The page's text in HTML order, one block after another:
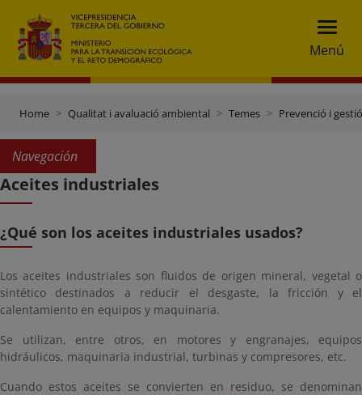
Menú
Home Qualitat i avaluació ambiental Temes Prevenció i
Navegación
Aceites industriales
¿Qué son los aceites industriales usados?
Los aceites industriales son fluidos de origen mineral, vegetal o
sintético destinados a reducir el desgaste, la fricción y el
calentamiento en equipos y maquinaria.
Se utilizan, entre otros, en motores y engranajes, equipos
hidráulicos, maquinaria industrial, turbinas y compresores, etc.
Cuando estos aceites se convierten en residuo, se denominan